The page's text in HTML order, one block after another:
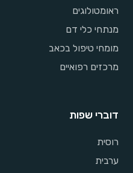
ראומטולוגים
מנתחי כלי דם
מומחי טיפול בכאב
מרכזים רפואיים
דוברי שפות
רוסית
ערבית